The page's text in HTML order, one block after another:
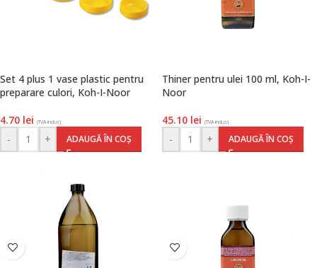
Set 4 plus 1 vase plastic pentru
preparare culori, Koh-I-Noor
4.70 lei (TVA inclus)
- + ADAUGĂ ÎN COȘ
Thiner pentru ulei 100 ml, Koh-I-
Noor
45.10 lei (TVA inclus)
- + ADAUGĂ ÎN COȘ